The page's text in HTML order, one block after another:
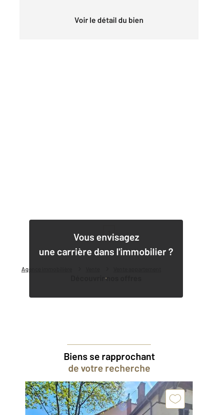
Agence immobilière
Voir le détail du bien
Vous envisagez
une carrière dans l'immobilier ?
Découvrir nos offres
1
Biens se rapprochant
de votre recherche